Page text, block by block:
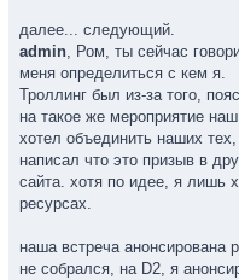
далее... следующий.
admin, Ром, ты сейчас
меня определиться с кем я.
Троллинг был из-за того,
на такое же мероприятие
хотел объединить наших
написал что это призыв в
сайта. хотя по идее, я лишь
ресурсах.
наша встреча анонсирована
не собрался, на D2, я